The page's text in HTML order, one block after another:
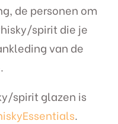
de personen om
spirit die je
van de
spirit glazen is
.